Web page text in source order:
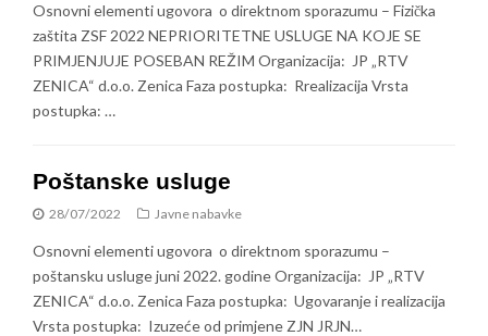
Osnovni elementi ugovora o direktnom sporazumu – Fizička
zaštita ZSF 2022 NEPRIORITETNE USLUGE NA KOJE SE
PRIMJENJUJE POSEBAN REŽIM Organizacija: JP „RTV
ZENICA“ d.o.o. Zenica Faza postupka: Rrealizacija Vrsta
postupka: …
Poštanske usluge
28/07/2022 Javne nabavke
Osnovni elementi ugovora o direktnom sporazumu –
poštansku usluge juni 2022. godine Organizacija: JP „RTV
ZENICA“ d.o.o. Zenica Faza postupka: Ugovaranje i realizacija
Vrsta postupka: Izuzeće od primjene ZJN JRJN…